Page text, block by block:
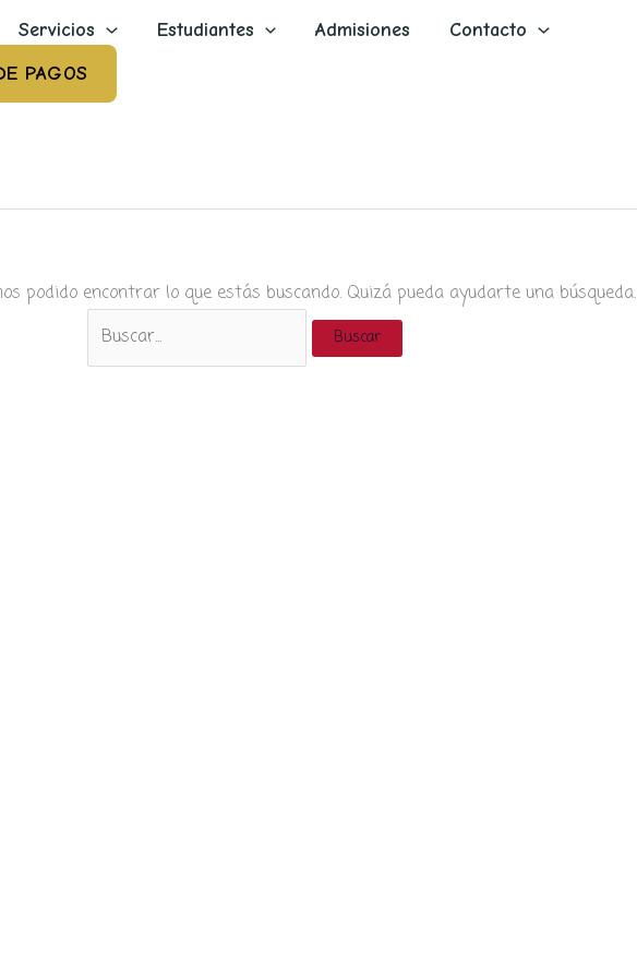
Servicios Estudiantes Admisiones
Contacto
PAGOS
podido encontrar lo que estás buscando. Quizá pueda ayudarte una búsqueda.
Buscar